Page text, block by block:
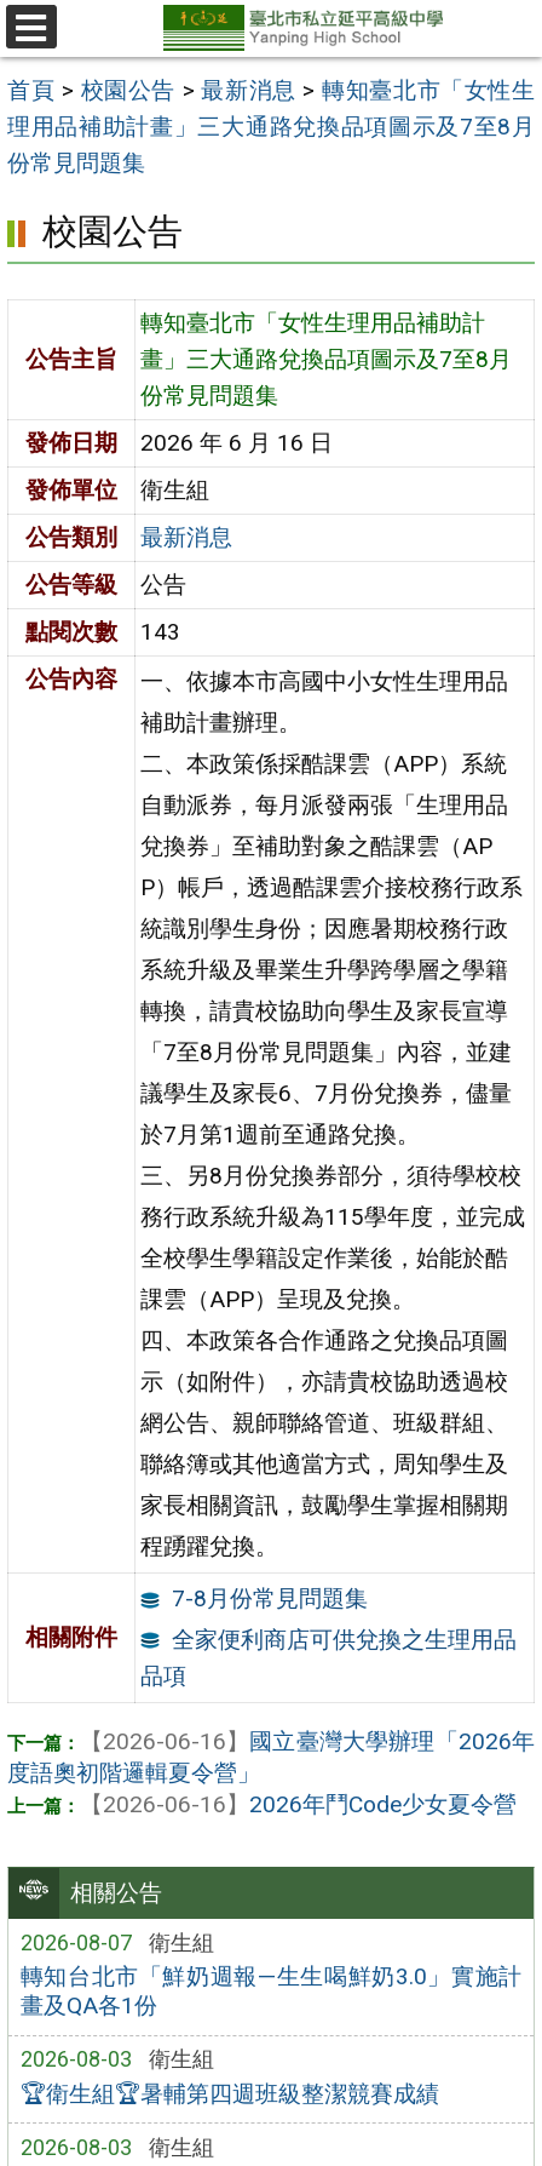
跳
至
主
要
內
選
單
首頁 > 校園公告 >最新消息 > 轉知臺北市「女性生
理用品補助計畫」三大通路兌換品項圖示及7至8月
份常見問題集
相關公告
2026-08-07 衛生組
轉知台北市「鮮奶週報—生生喝鮮奶3.0」實施計
畫及QA各1份
2026-08-03 衛生組
🏆衛生組🏆暑輔第四週班級整潔競賽成績
2026-08-03 衛生組
校園公告
公告主旨
轉知臺北市「女性生理用品補助計
畫」三大通路兌換品項圖示及7至8月
份常見問題集
發佈日期
2026 年 6 月 16 日
發佈單位
衛生組
公告類別
最新消息
公告等級
公告
點閱次數
143
公告內容
一、依據本市高國中小女性生理用品
補助計畫辦理。
二、本政策係採酷課雲（APP）系統
自動派券，每月派發兩張「生理用品
兌換券」至補助對象之酷課雲（AP
P）帳戶，透過酷課雲介接校務行政系
統識別學生身份；因應暑期校務行政
系統升級及畢業生升學跨學層之學籍
轉換，請貴校協助向學生及家長宣導
「7至8月份常見問題集」內容，並建
議學生及家長6、7月份兌換券，儘量
於7月第1週前至通路兌換。
三、另8月份兌換券部分，須待學校校
務行政系統升級為115學年度，並完成
全校學生學籍設定作業後，始能於酷
課雲（APP）呈現及兌換。
四、本政策各合作通路之兌換品項圖
示（如附件），亦請貴校協助透過校
網公告、親師聯絡管道、班級群組、
聯絡簿或其他適當方式，周知學生及
家長相關資訊，鼓勵學生掌握相關期
程踴躍兌換。
相關附件
7-8月份常見問題集
全家便利商店可供兌換之生理用品
品項
【2026-06-16】 國立臺灣大學辦理「2026年
度語奧初階邏輯夏令營」
【2026-06-16】 2026年鬥Code少女夏令營